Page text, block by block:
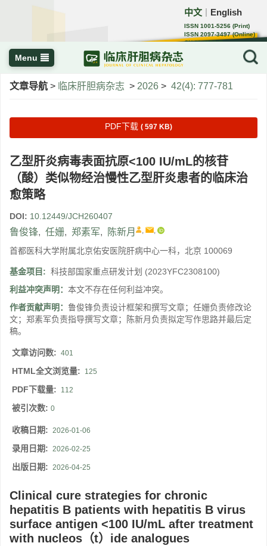
中文 English
ISSN 1001-5256 (Print)
ISSN 2097-3497 (Online)
CN 22-1108/R
Menu
文章导航 > 临床肝胆病杂志 > 2026 > 42(4): 777-781
PDF下载 ( 597 KB)
乙型肝炎病毒表面抗原<100 IU/mL的核苷
（酸）类似物经治慢性乙型肝炎患者的临床治
愈策略
DOI: 10.12449/JCH260407
鲁俊锋, 任姗, 郑素军, 陈新月 , ,
首都医科大学附属北京佑安医院肝病中心一科，北京 100069
基金项目: 科技部国家重点研发计划 (2023YFC2308100)
利益冲突声明： 本文不存在任何利益冲突。
作者贡献声明： 鲁俊锋负责设计框架和撰写文章；任姗负责修改论
文；郑素军负责指导撰写文章；陈新月负责拟定写作思路并最后定
稿。
文章访问数: 401
HTML全文浏览量: 125
PDF下载量: 112
被引次数: 0
收稿日期: 2026-01-06
录用日期: 2026-02-25
出版日期: 2026-04-25
Clinical cure strategies for chronic
hepatitis B patients with hepatitis B virus
surface antigen <100 IU/mL after treatment
with nucleos（t）ide analogues